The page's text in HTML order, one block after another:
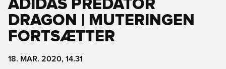
ADIDAS PREDATOR
DRAGON | MUTERINGEN
FORTSÆTTER
18. MAR. 2020, 14.31